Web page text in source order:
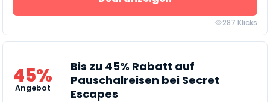
287 Klicks
45%
Angebot
Bis zu 45% Rabatt auf
Pauschalreisen bei Secret
Escapes